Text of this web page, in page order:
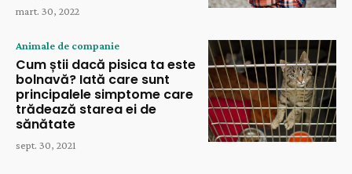
mart. 30, 2022
Animale de companie
Cum știi dacă pisica ta este
bolnavă? Iată care sunt
principalele simptome care
trădează starea ei de
sănătate
sept. 30, 2021